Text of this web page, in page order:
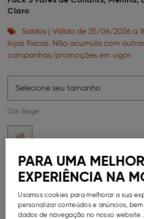
Claro
Saldos | Válido de 25/06/2026 a
lojas físicas. Não acumula com
campanhas/promoções em vigor.
Selecione seu tamanho
Cor: Bege
Guia de Tamanhos
Métodos de Pagamento Disponíveis
PARA UMA MELHOR
EXPERIÊNCIA NA
Usamos cookies para melhorar a sua
personalizar conteúdos e anúncios,
dados de navegação no nosso website.